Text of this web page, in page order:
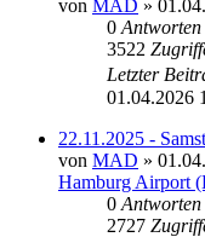
von MAD »
0 Antworten
3522
Letzter
01.04.2026
22.11.2025 -
von MAD »
Hamburg Airport
0 Antworten
2727